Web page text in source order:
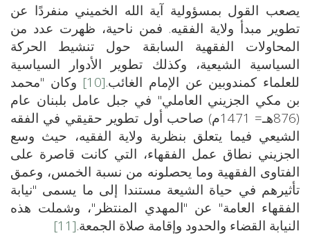
يصعب القول بمسؤولية آية الله الخميني منفردًا عن
تطوير مبدأ ولاية الفقيه. فمن ناحية، ظهرت عدد من
المحاولات الفقهية السابقة حول تنشيط الحركة
السياسية الشيعية، وكذلك تطوير الأدوار السياسية
للعلماء كمندوبين عن الإمام الغائب.[10]
وكان "محمد
بن مكي الجزيني العاملي" في جبل عامل بلبنان عام
(876هـ= 1471م) صاحب أول تطوير حقيقي في الفقه
الشيعي فيما يتعلق بنظرية ولاية الفقيه، حيث وسع
الجزيني نطاق عمل الفقهاء، التي كانت قاصرة على
الفتاوى الفقهية وما يحصلونه من نسبة الخمس، وعمق
تأثيرهم في حياة الشيعة مستندا إلى ما يسمى "نيابة
الفقهاء العامة" عن "المهدي المنتظر"، وشملت هذه
النيابة القضاء والحدود وإقامة صلاة الجمعة.[11]